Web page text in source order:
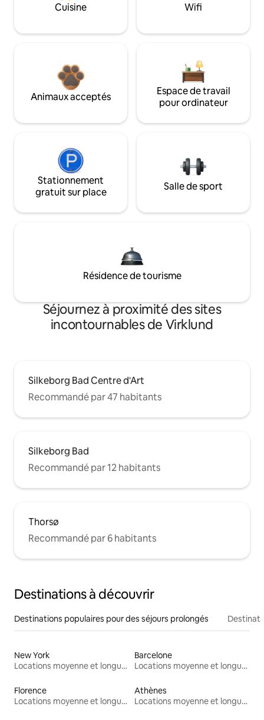
Cuisine Wifi
Animaux acceptés
Espace de travail
pour ordinateur
Stationnement
gratuit sur place
Salle de sport
Résidence de tourisme
Séjournez à proximité des sites
incontournables de Virklund
Silkeborg Bad Centre d'Art
Recommandé par 47 habitants
Silkeborg Bad
Recommandé par 12 habitants
Thorsø
Recommandé par 6 habitants
Destinations à découvrir
Destinations populaires pour des séjours prolongés
New York
Locations moyenne et longue durée
Barcelone
Locations moyenne et longue durée
Florence
Locations moyenne et longue durée
Athènes
Locations moyenne et longue durée